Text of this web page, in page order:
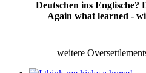
Deutschen ins Englische?
Again what learned -
weitere